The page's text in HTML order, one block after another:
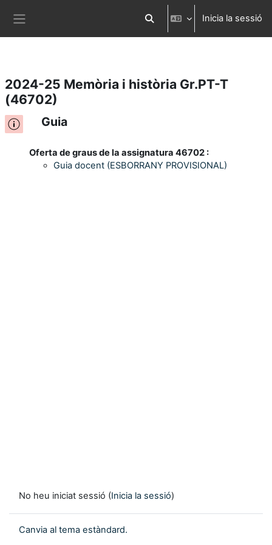
Ves al contingut principal Commuta l'entrada de la cerca
Inicia la sessió
2024-25 Memòria i història Gr.PT-T
(46702)
Guia
Oferta de graus de la assignatura 46702 :
Guia docent (ESBORRANY PROVISIONAL)
No heu iniciat sessió (Inicia la sessió)
Canvia al tema estàndard.